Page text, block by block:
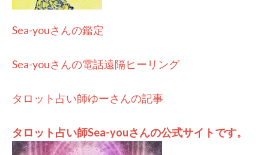
Sea-youさんの鑑定
Sea-youさんの電話遠隔ヒーリング
タロット占い師ゆーさんの記事
タロット占い師Sea-youさんの公式サイトです。